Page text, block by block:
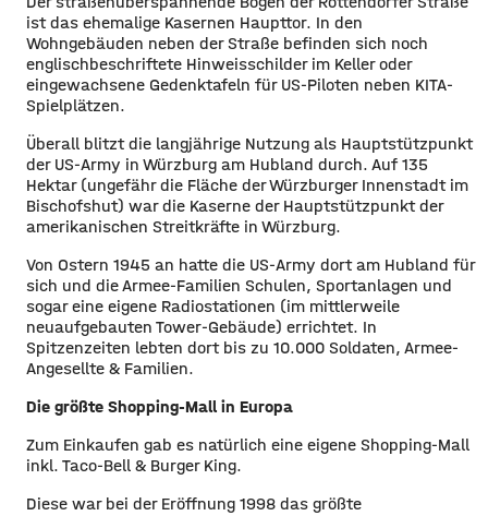
ist das ehemalige Kasernen Haupttor. In den
Wohngebäuden neben der Straße befinden sich noch
englischbeschriftete Hinweisschilder im Keller oder
eingewachsene Gedenktafeln für US-Piloten neben KITA-
Spielplätzen.
Überall blitzt die langjährige Nutzung als Hauptstützpunkt
der US-Army in Würzburg am Hubland durch. Auf 135
Hektar (ungefähr die Fläche der Würzburger Innenstadt im
Bischofshut) war die Kaserne der Hauptstützpunkt der
amerikanischen Streitkräfte in Würzburg.
Von Ostern 1945 an hatte die US-Army dort am Hubland für
sich und die Armee-Familien Schulen, Sportanlagen und
sogar eine eigene Radiostationen (im mittlerweile
neuaufgebauten Tower-Gebäude) errichtet. In
Spitzenzeiten lebten dort bis zu 10.000 Soldaten, Armee-
Angesellte & Familien.
Die größte Shopping-Mall in Europa
Zum Einkaufen gab es natürlich eine eigene Shopping-Mall
inkl. Taco-Bell & Burger King.
Diese war bei der Eröffnung 1998 das größte